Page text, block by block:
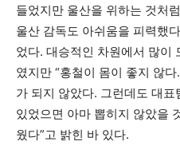
들었지만 울산을 위하는 것처
울산 감독도 아쉬움을 피력했
었다. 대승적인 차원에서 많이
였지만 “홍철이 몸이 좋지 않
가 되지 않았다. 그런데도 대
있었으면 아마 뽑히지 않았을
웠다”고 밝힌 바 있다.